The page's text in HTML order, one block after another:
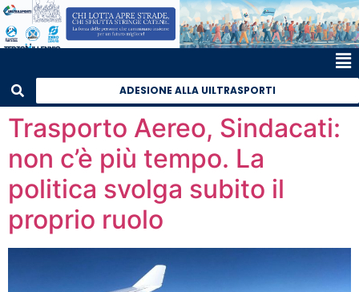
ADESIONE ALLA UILTRASPORTI
Trasporto Aereo, Sindacati:
non c’è più tempo. La
politica svolga subito il
proprio ruolo